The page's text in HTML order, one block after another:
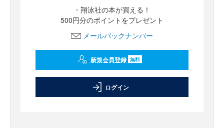
・翔泳社の本が買える！
500円分のポイントをプレゼント
メールバックナンバー
新規会員登録 無料
ログイン